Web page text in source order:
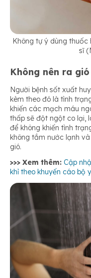
Không tự ý dùng
sĩ
Không nên ra
Người bệnh sốt xuất
kèm theo đó là tình
khiến các mạch máu
thấp sẽ đột ngột co lại,
để không khiến tình
không tắm nước lạnh
gió.
>>> Xem thêm: Cập
khỉ theo khuyến cáo bộ